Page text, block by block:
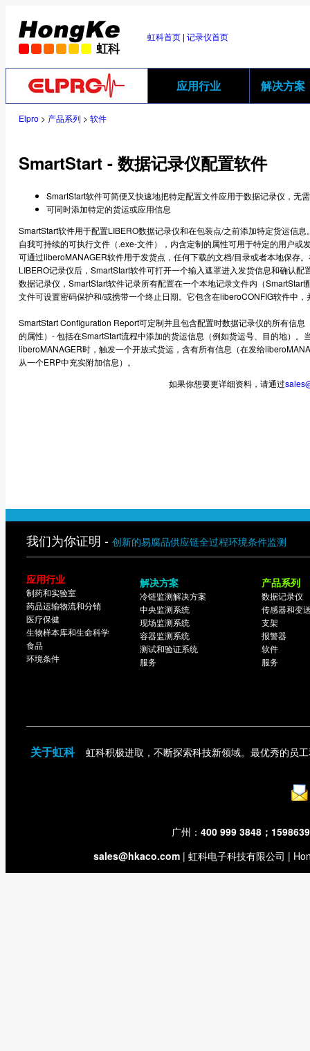
虹科首页 | 记录仪首页
应用行业 解决方案
Elpro > 产品系列 > 软件
SmartStart - 数据记录仪配置软件
SmartStart软件可简便又快速地把特定配置文件应用于数据记录仪，无
可同时添加特定的货运或应用信息
SmartStart软件用于配置LIBERO数据记录仪和在包装点/之前添加特定货运信
自我可持续的可执行文件（.exe-文件），内含定制的属性可用于特定的用户或
可通过liberoMANAGER软件用于发货点，任何下载的文档/目录或者本地保存
LIBERO记录仪后，SmartStart软件可打开一个输入遮罩进入发货信息和确认配
数据记录仪，SmartStart软件记录所有配置在一个本地记录文件内（SmartStart
文件可设置密码保护和/或携带一个终止日期。它包含在liberoCONFIG软件中，
SmartStart Configuration Report可定制并且包含配置时数据记录仪的所有信息
的属性）- 包括在SmartStart流程中添加的货运信息（例如货运号、目的地）。
liberoMANAGER时，触发一个开放式货运，含有所有信息（在发给
从一个ERP中充实附加信息）。
如果你想要更详细资料，请通过
我们为你证明 - 创新的易腐品供应链全过程环境条件监测
应用行业
制药和实验室
药品运输物流和分销
医疗保健
生物样本库和生命科学
食品
环境条件
解决方案
冷链监测解决方案
中央监测系统
现场监测系统
容器监测系统
测试和验证系统
服务
产品系列
数据记录仪
传感器和变
支架
报警器
软件
服务
关于虹科： 虹科积极进取，不断探索科技新领域。最优秀的员
广州： 400 999 3848；
sales@hkaco.com | 虹科电子科技有限公司 |